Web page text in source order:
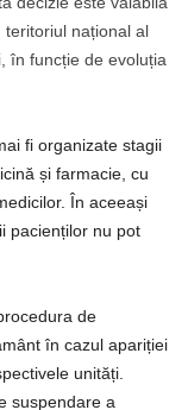
național al
în funcție de evoluția
fi organizate stagii
și farmacie, cu
În aceeași
pacienților nu pot
de
în cazul apariției
unități.
suspendare a